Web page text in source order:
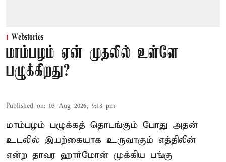
Webstories
மாம்பழம் ஏன் முதலில் உள்ளே
பழுக்கிறது?
Published on: 03 Aug 2026, 9:18 pm
மாம்பழம் பழுக்கத் தொடங்கும் போது அதன்
உடலில் இயற்கையாக உருவாகும் எத்திலீன்
என்ற தாவர ஹார்மோன் முக்கிய பங்கு